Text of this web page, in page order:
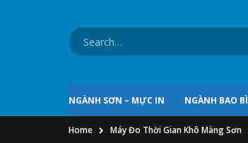
NGÀNH SƠN – MỰC IN NGÀNH BAO BÌ
Home Máy Đo Thời Gian Khô Màng Sơn